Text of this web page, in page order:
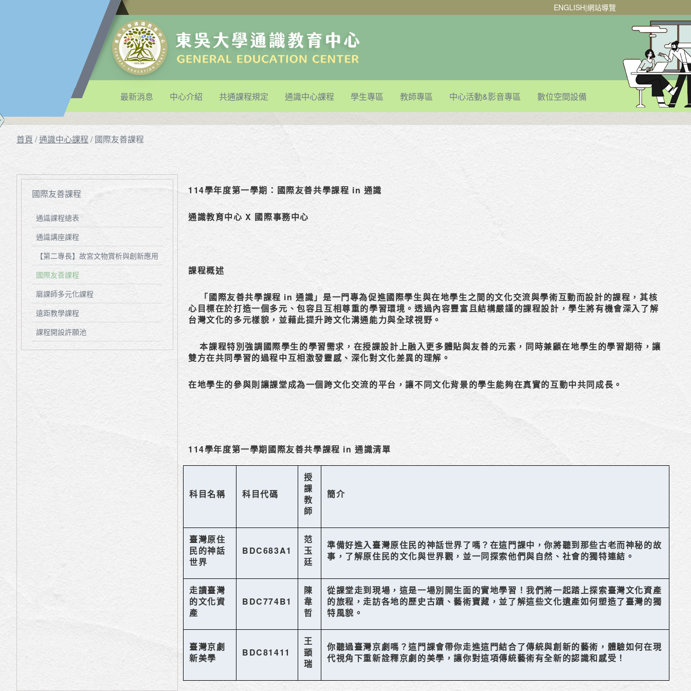
ENGLISH|網站導覽
最新消息 中心介紹 共通課程規定 通識中心課程 學生專區 教師專區 中心活動&影音專區 數位空間設備
首頁 /通識中心課程 /國際友善課程
國際友善課程
通識課程總表
通識講座課程
【第二專長】故宮文物賞析與創新應用
國際友善課程
磨課師多元化課程
遠距教學課程
課程開設許願池
114學年度第一學期：國際友善共學課程 in 通識
通識教育中心 X 國際事務中心
課程概述
「國際友善共學課程 in 通識」是一門專為促進國際學生與在地學生之間的文化交流與學術互動而設計的課程，其核
心目標在於打造一個多元、包容且互相尊重的學習環境。透過內容豐富且結構嚴謹的課程設計，學生將有機會深入了解
台灣文化的多元樣貌，並藉此提升跨文化溝通能力與全球視野。
本課程特別強調國際學生的學習需求，在授課設計上融入更多體貼與友善的元素，同時兼顧在地學生的學習期待，讓
雙方在共同學習的過程中互相激發靈感、深化對文化差異的理解。
在地學生的參與則讓課堂成為一個跨文化交流的平台，讓不同文化背景的學生能夠在真實的互動中共同成長。
114學年度第一學期國際友善共學課程 in 通識清單
科目名稱 科目代碼
授
課
教
師
簡介
臺灣原住
民的神話
世界
BDC683A1
范
玉
廷
準備好進入臺灣原住民的神話世界了嗎？在這門課中，你將聽到那些古老而神秘的故
事，了解原住民的文化與世界觀，並一同探索他們與自然、社會的獨特連結。
走讀臺灣
的文化資
產
BDC774B1
陳
韋
哲
從課堂走到現場，這是一場別開生面的實地學習！我們將一起踏上探索臺灣文化資產
的旅程，走訪各地的歷史古蹟、藝術寶藏，並了解這些文化遺產如何塑造了臺灣的獨
特風貌。
臺灣京劇
新美學
BDC81411
王
顗
瑞
你聽過臺灣京劇嗎？這門課會帶你走進這門結合了傳統與創新的藝術，體驗如何在現
代視角下重新詮釋京劇的美學，讓你對這項傳統藝術有全新的認識和感受！